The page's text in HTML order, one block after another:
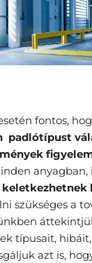
fontos,
padlótípust
anyagban,
keletkezhetnek
szükséges a
típusait,
azt is,